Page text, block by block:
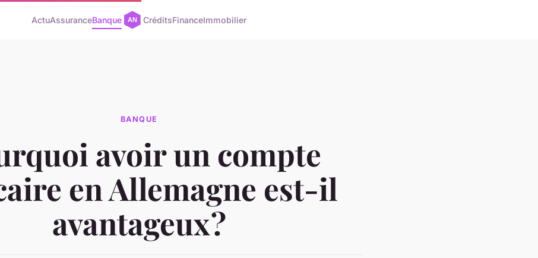
ActuAssuranceBanque CréditsFinanceImmobilier
BANQUE
avoir un compte
en Allemagne est-il
avantageux ?